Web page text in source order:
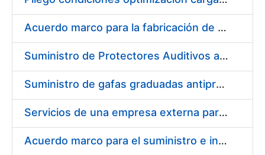
Erakutsi/Ezkutatu
Acuerdo marco para la fabricación de piezas
Suministro de Protectores Auditivos a medida para las personas trabajadoras de los Centros de Trabajo de Madrid y Burgos
Suministro de gafas graduadas antiproyecciones para los trabajadores de la FNMT-RCM en los centros de trabajo de Madrid y Burgos
Servicios de una empresa externa para el asesoramiento y resolución de los recursos de alzada que se presentan relacionados con procesos de selección para la FNMT-RCM
Acuerdo marco para el suministro e instalación de persianas, estores y otros complementos